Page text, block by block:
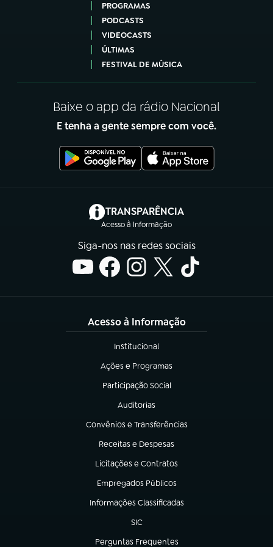
PROGRAMAS
PODCASTS
VIDEOCASTS
ÚLTIMAS
FESTIVAL DE MÚSICA
Baixe o app da rádio Nacional
E tenha a gente sempre com você.
TRANSPARÊNCIA
Acesso à Informação
(abre em nova aba)
Siga-nos nas redes sociais
Acesso à Informação
Institucional
(abre em nova aba)
Ações e Programas
(abre em nova aba)
Participação Social
(abre em nova aba)
Auditorias
(abre em nova aba)
Convênios e Transferências
(abre em nova aba)
Receitas e Despesas
(abre em nova aba)
Licitações e Contratos
(abre em nova aba)
Empregados Públicos
(abre em nova aba)
Informações Classificadas
(abre em nova aba)
SIC
(abre em nova aba)
Perguntas Frequentes